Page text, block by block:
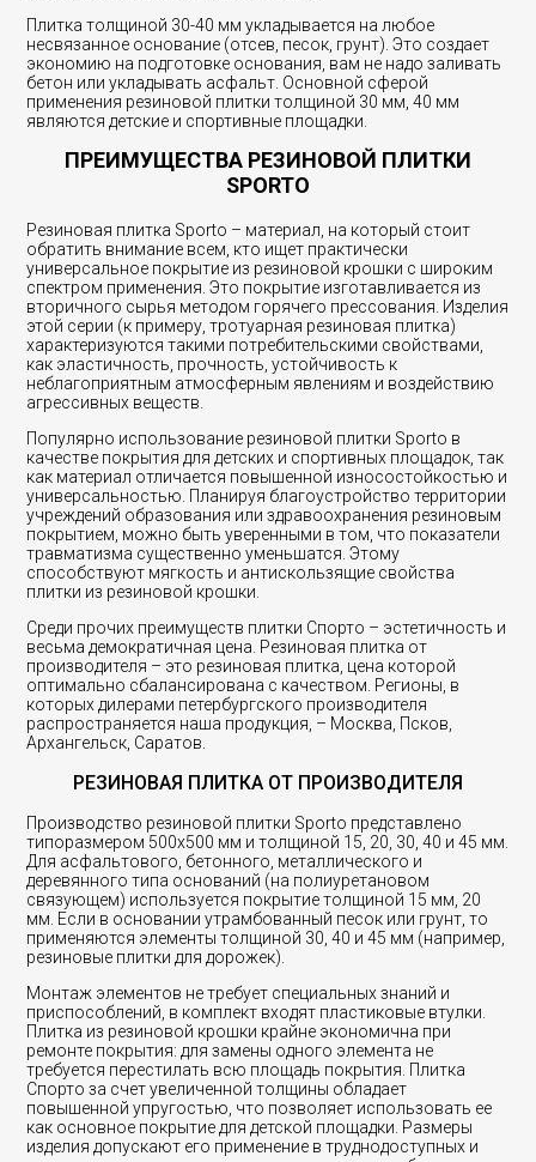
Плитка толщиной 30-40 мм укладывается на любое
несвязанное основание (отсев, песок, грунт). Это создает
экономию на подготовке основания, вам не надо заливать
бетон или укладывать асфальт. Основной сферой
применения резиновой плитки толщиной 30 мм, 40 мм
являются детские и спортивные площадки.
ПРЕИМУЩЕСТВА РЕЗИНОВОЙ ПЛИТКИ
SPORTO
Резиновая плитка Sporto – материал, на который стоит
обратить внимание всем, кто ищет практически
универсальное покрытие из резиновой крошки с широким
спектром применения. Это покрытие изготавливается из
вторичного сырья методом горячего прессования. Изделия
этой серии (к примеру, тротуарная резиновая плитка)
характеризуются такими потребительскими свойствами,
как эластичность, прочность, устойчивость к
неблагоприятным атмосферным явлениям и воздействию
агрессивных веществ.
Популярно использование резиновой плитки Sporto в
качестве покрытия для детских и спортивных площадок, так
как материал отличается повышенной износостойкостью и
универсальностью. Планируя благоустройство территории
учреждений образования или здравоохранения резиновым
покрытием, можно быть уверенными в том, что показатели
травматизма существенно уменьшатся. Этому
способствуют мягкость и антискользящие свойства
плитки из резиновой крошки.
Среди прочих преимуществ плитки Спорто – эстетичность и
весьма демократичная цена. Резиновая плитка от
производителя – это резиновая плитка, цена которой
оптимально сбалансирована с качеством. Регионы, в
которых дилерами петербургского производителя
распространяется наша продукция, – Москва, Псков,
Архангельск, Саратов.
РЕЗИНОВАЯ ПЛИТКА ОТ ПРОИЗВОДИТЕЛЯ
Производство резиновой плитки Sporto представлено
типоразмером 500х500 мм и толщиной 15, 20, 30, 40 и 45 мм.
Для асфальтового, бетонного, металлического и
деревянного типа оснований (на полиуретановом
связующем) используется покрытие толщиной 15 мм, 20
мм. Если в основании утрамбованный песок или грунт, то
применяются элементы толщиной 30, 40 и 45 мм (например,
резиновые плитки для дорожек).
Монтаж элементов не требует специальных знаний и
приспособлений, в комплект входят пластиковые втулки.
Плитка из резиновой крошки крайне экономична при
ремонте покрытия: для замены одного элемента не
требуется перестилать всю площадь покрытия. Плитка
Спорто за счет увеличенной толщины обладает
повышенной упругостью, что позволяет использовать ее
как основное покрытие для детской площадки. Размеры
изделия допускают его применение в труднодоступных и